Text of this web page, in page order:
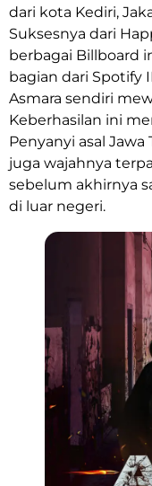
dari kota Kediri,
Suksesnya dari
berbagai Billboard
bagian dari Spotify
Asmara sendiri
Keberhasilan ini
Penyanyi asal
juga wajahnya
sebelum akhirnya
di luar negeri.